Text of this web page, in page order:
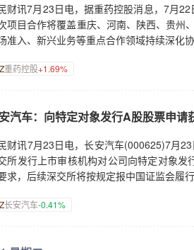
财讯7月23日电，据重药控股消息，7月
项目合作将覆盖重庆、河南、陕西、贵州
准入、新兴业务等重点合作领域持续深化
重药控股+1.69%
汽车：向特定对象发行A股股票申请
财讯7月23日电，长安汽车(000625)7月
所发行上市审核机构对公司向特定对象
求，后续深交所将按规定报中国证监会履
长安汽车-0.41%